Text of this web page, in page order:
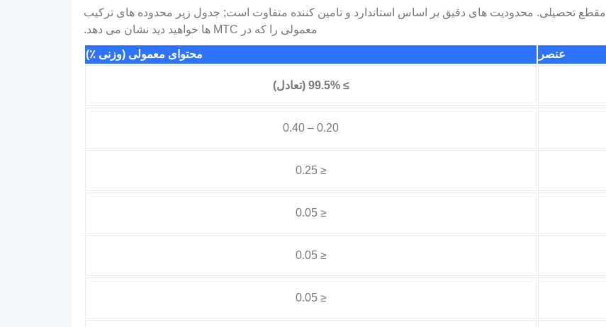
مقطع تحصیلی. محدودیت های دقیق بر اساس استاندارد و تامین کننده متفاوت است; جدول زیر محدوده های ترکیب
معمولی را که در MTC ها خواهید دید نشان می دهد.
عنصر محتوای معمولی (وزنی ٪)
≥ 99.5% (تعادل)
0.20 – 0.40
≤ 0.25
≤ 0.05
≤ 0.05
≤ 0.05